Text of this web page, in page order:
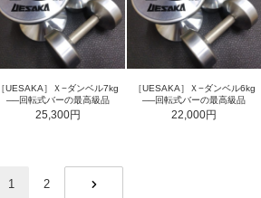
［UESAKA］Ｘ−ダンベル7kg
──回転式バーの最高級品
25,300円
［UESAKA］Ｘ−ダンベル6kg
──回転式バーの最高級品
22,000円
1
2